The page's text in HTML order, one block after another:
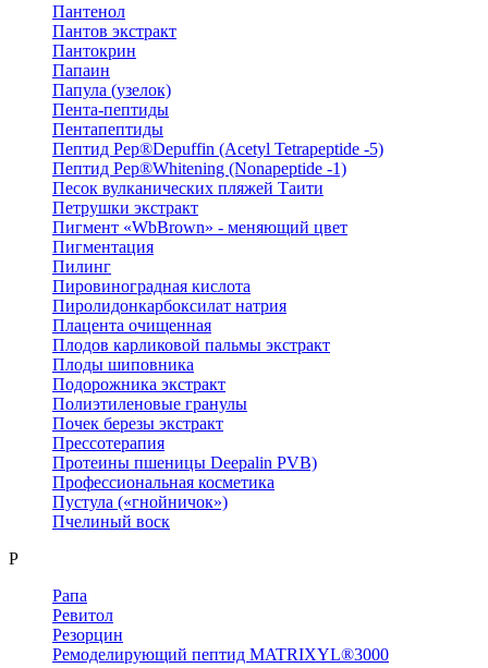
Пантенол
Пантов экстракт
Пантокрин
Папаин
Папула (узелок)
Пента-пептиды
Пентапептиды
Пептид Pep®Depuffin (Acetyl Tetrapeptide -5)
Пептид Pep®Whitening (Nonapeptide -1)
Песок вулканических пляжей Таити
Петрушки экстракт
Пигмент «WbBrown» - меняющий цвет
Пигментация
Пилинг
Пировиноградная кислота
Пиролидонкарбоксилат натрия
Плацента очищенная
Плодов карликовой пальмы экстракт
Плоды шиповника
Подорожника экстракт
Полиэтиленовые гранулы
Почек березы экстракт
Прессотерапия
Протеины пшеницы Deepalin PVB)
Профессиональная косметика
Пустула («гнойничок»)
Пчелиный воск
Р
Рапа
Ревитол
Резорцин
Ремоделирующий пептид MATRIXYL®3000